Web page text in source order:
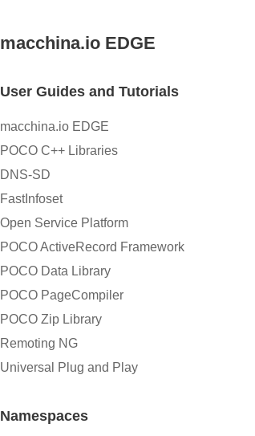
macchina.io EDGE
User Guides and Tutorials
macchina.io EDGE
POCO C++ Libraries
DNS-SD
FastInfoset
Open Service Platform
POCO ActiveRecord Framework
POCO Data Library
POCO PageCompiler
POCO Zip Library
Remoting NG
Universal Plug and Play
Namespaces